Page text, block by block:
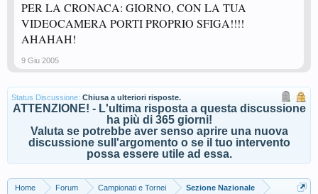
PER LA CRONACA: GIORNO, CON LA TUA
VIDEOCAMERA PORTI PROPRIO SFIGA!!!!
AHAHAH!
9 Giu 2005
Status Discussione: Chiusa a ulteriori risposte.
ATTENZIONE! - L'ultima risposta a questa discussione
ha più di 365 giorni!
Valuta se potrebbe aver senso aprire una nuova
discussione sull'argomento o se il tuo intervento
possa essere utile ad essa.
Home Forum Campionati e Tornei Sezione Nazionale